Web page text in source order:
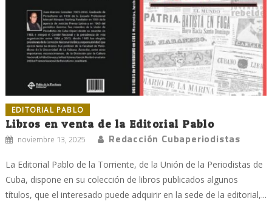
EDITORIAL PABLO
Libros en venta de la Editorial Pablo
noviembre 13, 2025 Redacción Cubaperiodistas
La Editorial Pablo de la Torriente, de la Unión de la Periodistas de
Cuba, dispone en su colección de libros publicados algunos
títulos, que el interesado puede adquirir en la sede de la editorial,...